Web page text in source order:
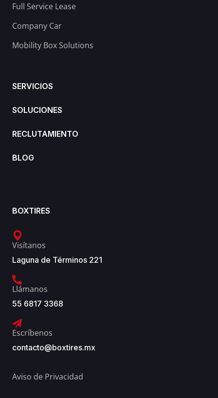
Full Service Lease
Company Car
Mobility Box Solutions
SERVICIOS
SOLUCIONES
RECLUTAMIENTO
BLOG
BOXTIRES
Visítanos
Laguna de Términos 221
Llámanos
55 6817 3368
Escríbenos
contacto@boxtires.mx
Aviso de Privacidad